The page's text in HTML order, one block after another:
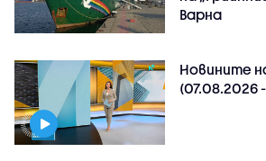
Варна
Новините
(07.08.2026